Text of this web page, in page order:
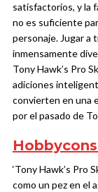
satisfactorios, y la
no es suficiente
personaje. Jugar a
inmensamente
Tony Hawk’s Pro
adiciones
convierten en una
por el pasado de
‘Tony Hawk’s Pro
como un pez en el